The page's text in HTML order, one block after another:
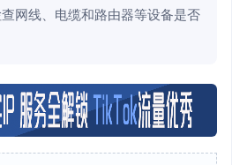
网线、电缆和路由器等设备是否